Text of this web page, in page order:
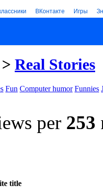
ВКонтакте Игры
Real Stories
Fun Computer humor Funnies
per 253
title